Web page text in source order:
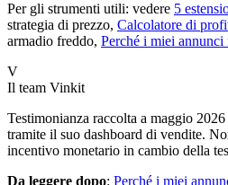
Per gli strumenti utili: vedere 5
strategia di prezzo, Calcolatore di
armadio freddo, Perché i miei
V
Il team Vinkit
Testimonianza raccolta a maggio
tramite il suo dashboard di vendite.
incentivo monetario in cambio della
Da leggere dopo: Perché i miei